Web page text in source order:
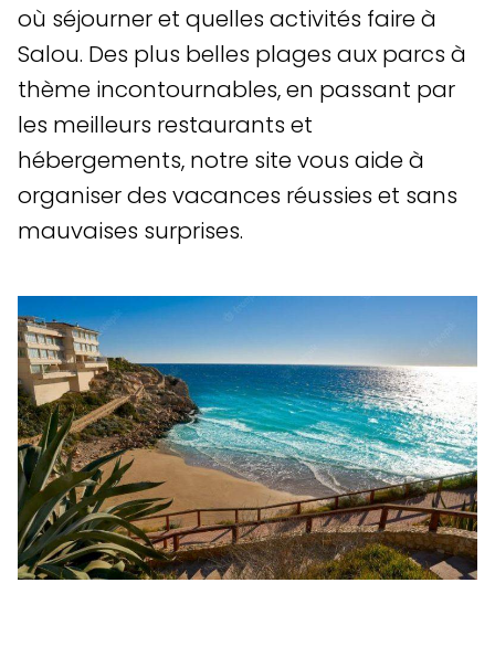
où séjourner et quelles activités faire à
Salou. Des plus belles plages aux parcs à
thème incontournables, en passant par
les meilleurs restaurants et
hébergements, notre site vous aide à
organiser des vacances réussies et sans
mauvaises surprises.